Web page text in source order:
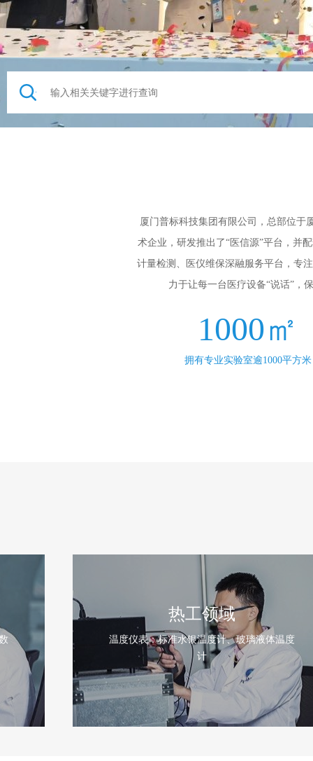
厦门普标科技集团有限公司，总部位于
术企业，研发推出了“医信源”平台，并
计量检测、医仪维保深融服务平台，专
力于让每一台医疗设备“说话”，
1000㎡
拥有专业实验室逾1000平方米
热工领域
温度仪表：标准水银温度计、玻璃液体温度
计